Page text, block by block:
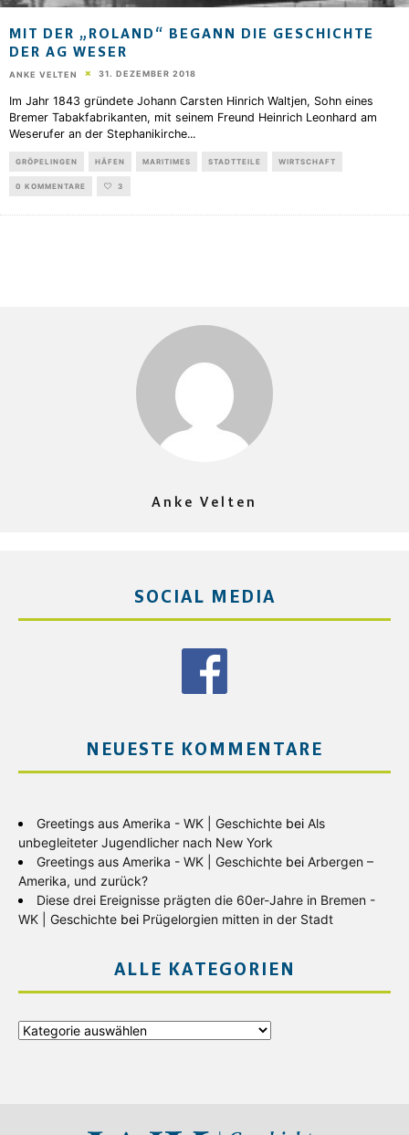
MIT DER „ROLAND“ BEGANN DIE GESCHICHTE
DER AG WESER
ANKE VELTEN 31. DEZEMBER 2018
Im Jahr 1843 gründete Johann Carsten Hinrich Waltjen, Sohn eines
Bremer Tabakfabrikanten, mit seinem Freund Heinrich Leonhard am
Weserufer an der Stephanikirche...
GRÖPELINGEN HÄFEN MARITIMES STADTTEILE WIRTSCHAFT
0 KOMMENTARE 3
Anke Velten
SOCIAL MEDIA
NEUESTE KOMMENTARE
Greetings aus Amerika - WK | Geschichte bei Als
unbegleiteter Jugendlicher nach New York
Greetings aus Amerika - WK | Geschichte bei Arbergen –
Amerika, und zurück?
Diese drei Ereignisse prägten die 60er-Jahre in Bremen -
WK | Geschichte bei Prügelorgien mitten in der Stadt
ALLE KATEGORIEN
Alle